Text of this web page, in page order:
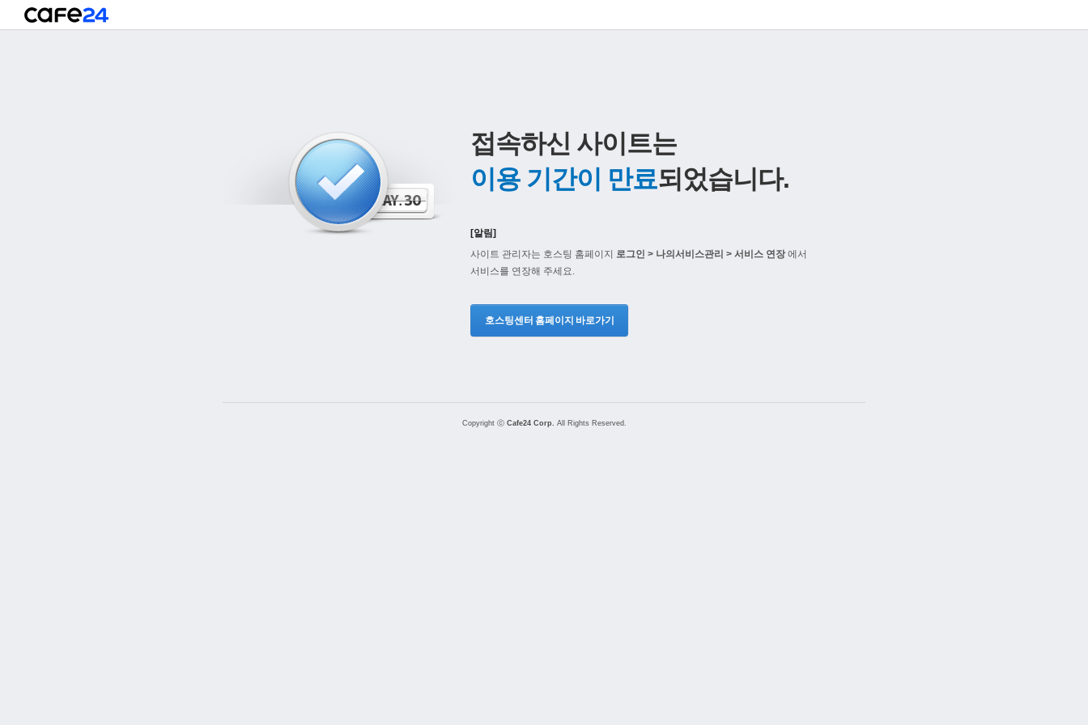
접속하신 사이트는
이용 기간이 만료되었습니다.
[알림]
사이트 관리자는 호스팅 홈페이지 로그인 > 나의서비스관리 > 서비스 연장에서
서비스를 연장해 주세요.
호스팅센터 홈페이지 바로가기
Copyright ⓒ Cafe24 Corp. All Rights Reserved.